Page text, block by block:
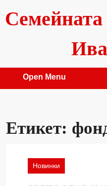
content
Open Menu
Етикет:
Новинки